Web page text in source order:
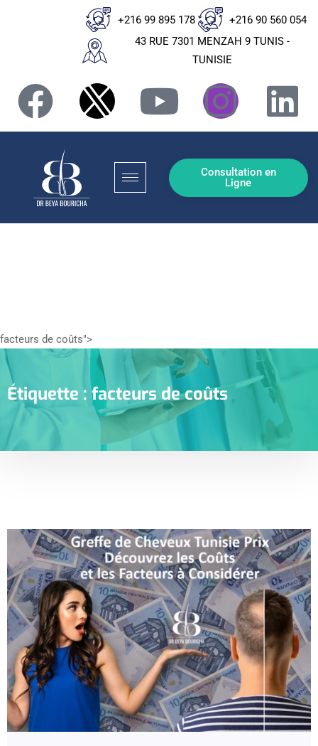
+216 99 895 178
+216 90 560 054
43 RUE 7301 MENZAH 9 TUNIS -
TUNISIE
Consultation en
Ligne
facteurs de coûts">
Étiquette :facteurs de coûts